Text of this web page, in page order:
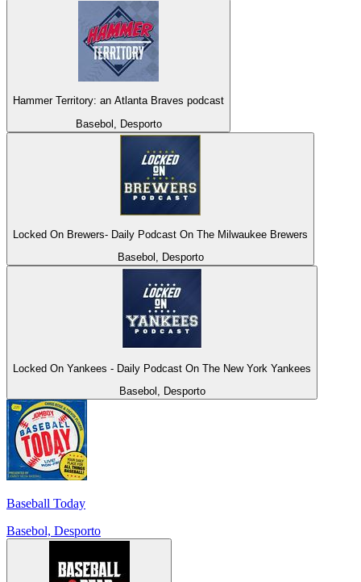
Hammer Territory: an Atlanta Braves podcast
Basebol, Desporto
Locked On Brewers- Daily Podcast On The Milwaukee Brewers
Basebol, Desporto
Locked On Yankees - Daily Podcast On The New York Yankees
Basebol, Desporto
Baseball Today
Basebol, Desporto